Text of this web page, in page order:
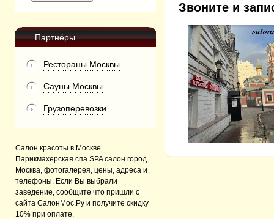
Партнёры
Рестораны Москвы
Сауны Москвы
Грузоперевозки
Салон красоты в Москве.
Парикмахерская спа SPA салон город
Москва, фотогалерея, цены, адреса и
телефоны. Если Вы выбрали
заведение, сообщите что пришли с
сайта СалонМос.Ру и получите скидку
10% при оплате.
Звоните и